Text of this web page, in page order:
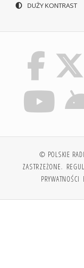
DUŻY KONTRAST
© POLSKIE
ZASTRZEŻONE.
PRYWATNOŚCI